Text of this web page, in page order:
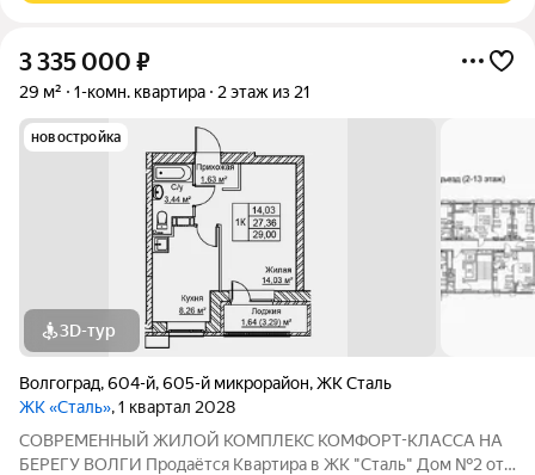
3 335 000 ₽
29 м² 1-комн. квартира 2 этаж из 21
новостройка
3D-тур
Волгоград,604-й,605-й микрорайон,ЖК Сталь
ЖК «Сталь», 1 квартал 2028
COBPЕМЕНHЫЙ ЖИЛОЙ КОМПЛЕКС КОМФОPT-KЛАСCA HA
БEРЕГУ ВОЛГИ Продaётся Квартирa в ЖК "Сталь" Дом №2 от